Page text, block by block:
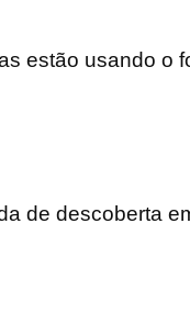
estão usando o
de descoberta